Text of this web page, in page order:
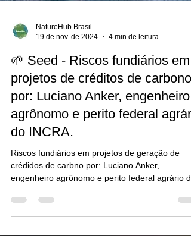
NatureHub Brasil
19 de nov. de 2024
4 min de leitura
🌱 Seed - Riscos fundiários em
projetos de créditos de carbono,
por: Luciano Anker, engenheiro
do INCRA.
Riscos fundiários em projetos de geração de
crédidos de carbno por: Luciano Anker,